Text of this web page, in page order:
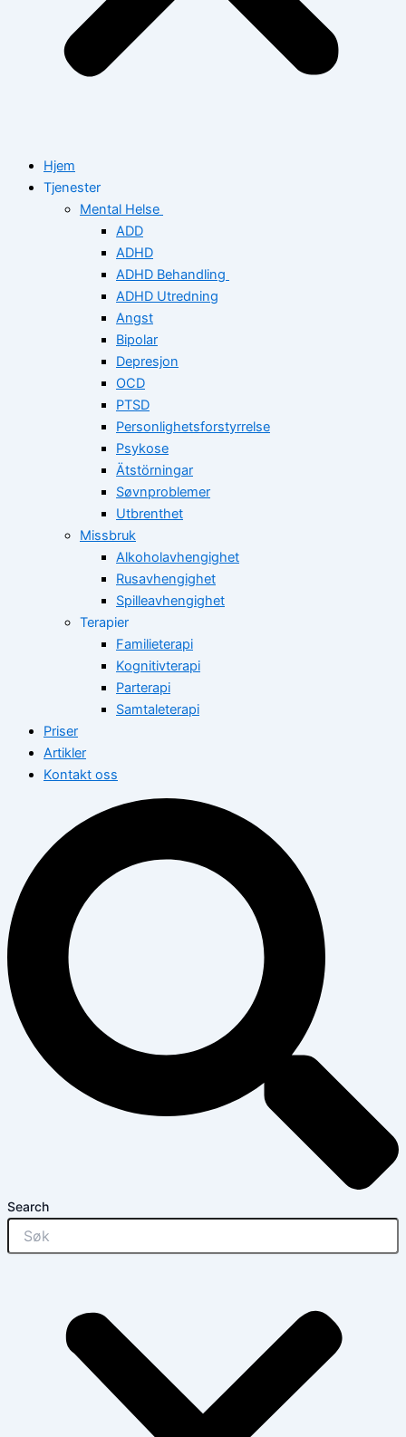
Hjem
Tjenester
Mental Helse
ADD
ADHD
ADHD Behandling
ADHD Utredning
Angst
Bipolar
Depresjon
OCD
PTSD
Personlighetsforstyrrelse
Psykose
Ätstörningar
Søvnproblemer
Utbrenthet
Missbruk
Alkoholavhengighet
Rusavhengighet
Spilleavhengighet
Terapier
Familieterapi
Kognitivterapi
Parterapi
Samtaleterapi
Priser
Artikler
Kontakt oss
Search